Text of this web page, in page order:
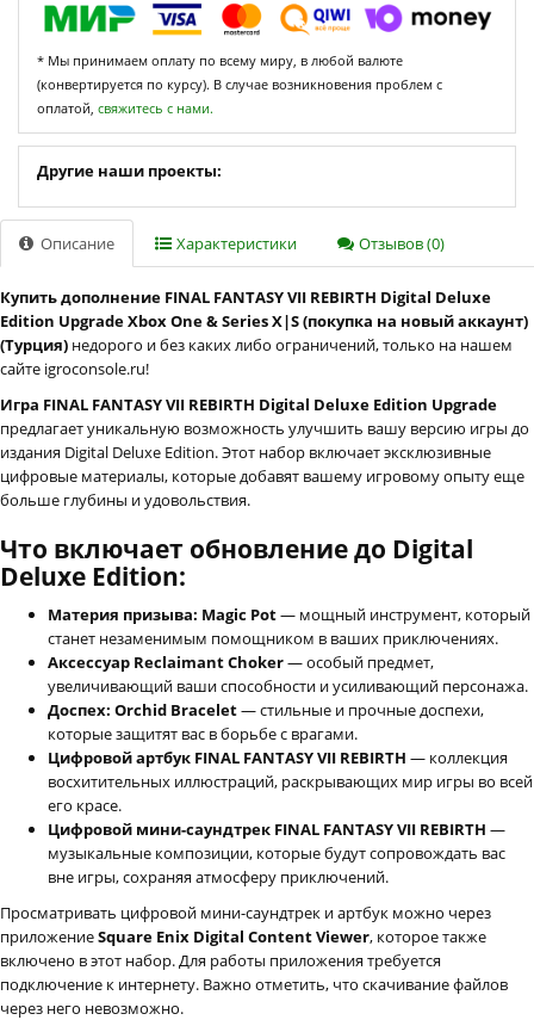
* Мы принимаем оплату по всему миру, в любой валюте
(конвертируется по курсу). В случае возникновения проблем с
оплатой, свяжитесь с нами.
Другие наши проекты:
Описание Характеристики Отзывов (0)
Купить дополнение FINAL FANTASY VII REBIRTH Digital Deluxe
Edition Upgrade Xbox One & Series X|S (покупка на новый аккаунт)
(Турция) недорого и без каких либо ограничений, только на нашем
сайте igroconsole.ru!
Игра FINAL FANTASY VII REBIRTH Digital Deluxe Edition Upgrade
предлагает уникальную возможность улучшить вашу версию игры до
издания Digital Deluxe Edition. Этот набор включает эксклюзивные
цифровые материалы, которые добавят вашему игровому опыту еще
больше глубины и удовольствия.
Что включает обновление до Digital
Deluxe Edition:
Материя призыва: Magic Pot— мощный инструмент, который
станет незаменимым помощником в ваших приключениях.
Аксессуар Reclaimant Choker— особый предмет,
увеличивающий ваши способности и усиливающий персонажа.
Доспех: Orchid Bracelet— стильные и прочные доспехи,
которые защитят вас в борьбе с врагами.
Цифровой артбук FINAL FANTASY VII REBIRTH — коллекция
восхитительных иллюстраций, раскрывающих мир игры во всей
его красе.
Цифровой мини-саундтрек FINAL FANTASY VII REBIRTH —
музыкальные композиции, которые будут сопровождать вас
вне игры, сохраняя атмосферу приключений.
Просматривать цифровой мини-саундтрек и артбук можно через
приложениеSquare Enix Digital Content Viewer, которое также
включено в этот набор. Для работы приложения требуется
подключение к интернету. Важно отметить, что скачивание файлов
через него невозможно.